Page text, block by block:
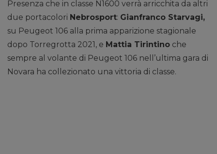
Presenza che in classe N1600 verrà arricchita da altri
due portacolori Nebrosport: Gianfranco Starvagi,
su Peugeot 106 alla prima apparizione stagionale
dopo Torregrotta 2021, e Mattia Tirintino che
sempre al volante di Peugeot 106 nell’ultima gara di
Novara ha collezionato una vittoria di classe.